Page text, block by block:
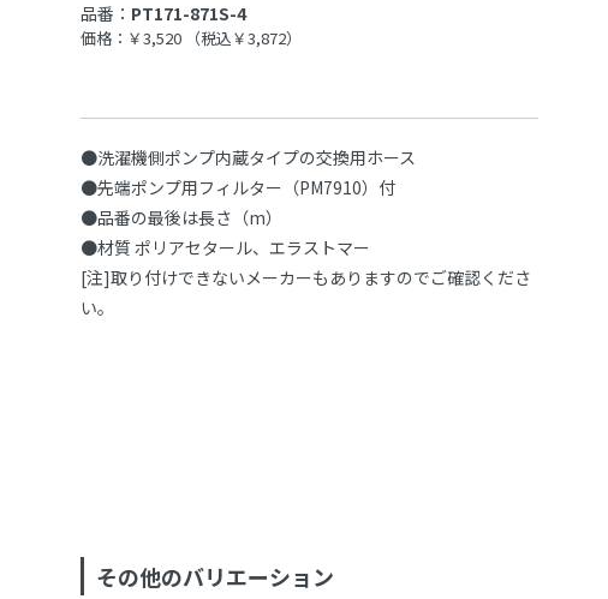
品番： PT171-871S-4
価格：￥3,520 （税込￥3,872）
●洗濯機側ポンプ内蔵タイプの交換用ホース
●先端ポンプ用フィルター（PM7910）付
●品番の最後は長さ（m）
●材質 ポリアセタール、エラストマー
[注]取り付けできないメーカーもありますのでご確認くださ
い。
その他のバリエーション